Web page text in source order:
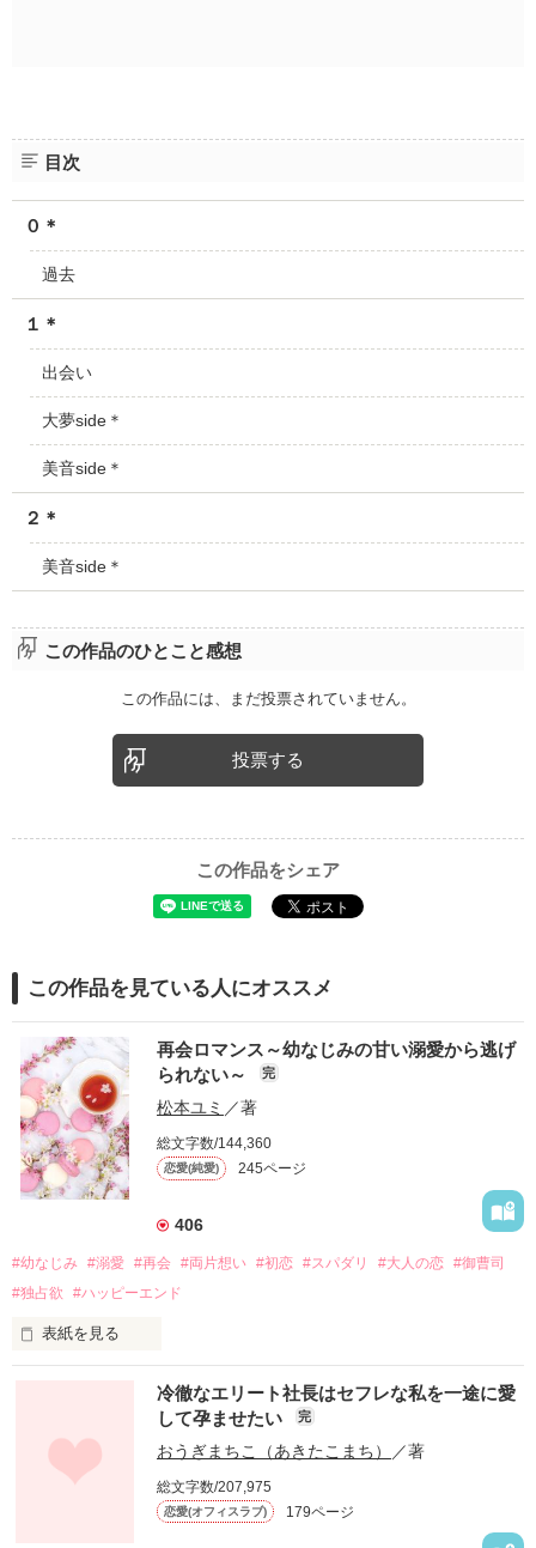
目次
０＊
過去
１＊
出会い
大夢side＊
美音side＊
２＊
美音side＊
この作品のひとこと感想
この作品には、まだ投票されていません。
投票する
この作品をシェア
この作品を見ている人にオススメ
再会ロマンス～幼なじみの甘い溺愛から逃げ
られない～
完
松本ユミ ／著
総文字数/144,360
恋愛(純愛) 245ページ
406
#幼なじみ #溺愛 #再会 #両片想い #初恋 #スパダリ #大人の恋 #御曹司
#独占欲
#ハッピーエンド
表紙を見る
幼なじみの哲平に淡い恋心を抱いていた美桜。
しかし、ある出来事をきっかけに二人の関係は壊れてしまう。
関係修復もできないまま、美桜は両親の離婚によって
引っ越すことになり、哲平とも離れ離れになった。
冷徹なエリート社長はセフレな私を一途に愛
して孕ませたい
完
おうぎまちこ（あきたこまち） ／著
総文字数/207,975
恋愛(オフィスラブ) 179ページ